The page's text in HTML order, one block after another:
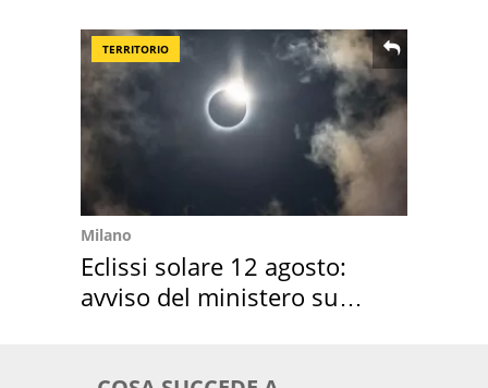
TERRITORIO
Milano
Eclissi solare 12 agosto:
avviso del ministero su